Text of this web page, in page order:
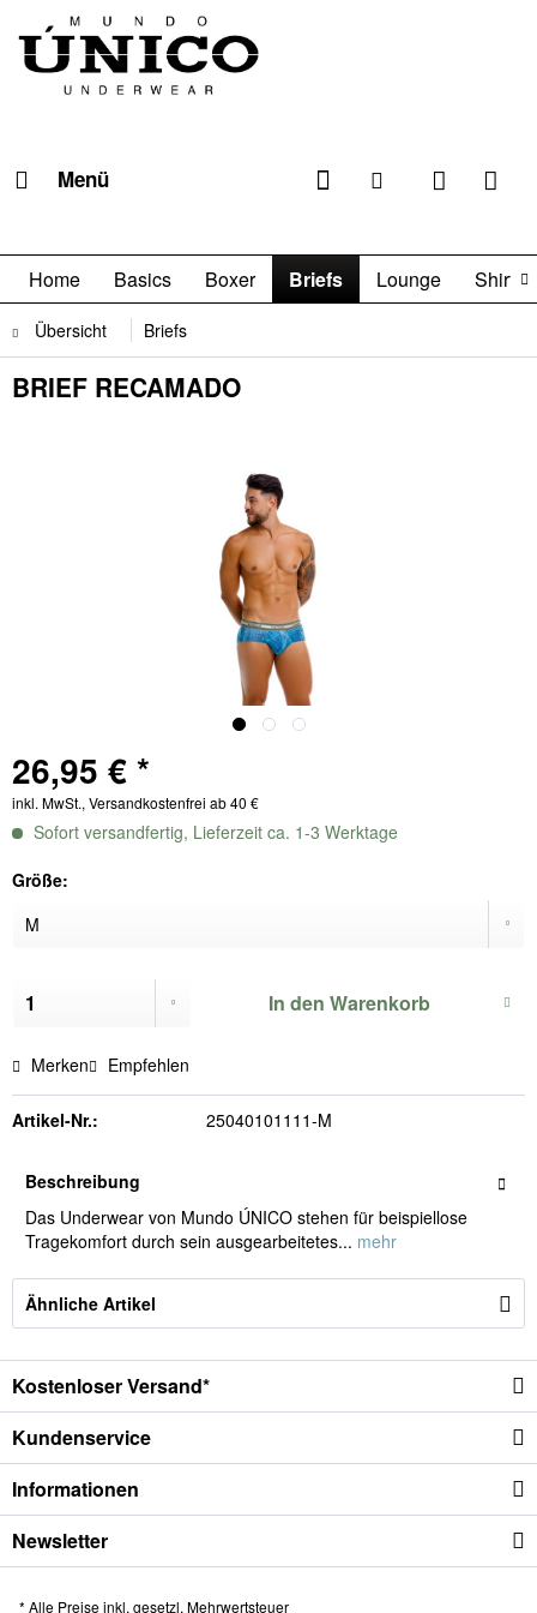
Menü
Home Basics Boxer Briefs Lounge Shirts
Übersicht Briefs
BRIEF RECAMADO
26,95 € *
inkl. MwSt., Versandkostenfrei ab 40 €
Sofort versandfertig, Lieferzeit ca. 1-3 Werktage
Größe:
In den Warenkorb
Merken Empfehlen
Artikel-Nr.: 25040101111-M
Beschreibung
Das Underwear von Mundo ÚNICO stehen für beispiellose
Tragekomfort durch sein ausgearbeitetes... mehr
Ähnliche Artikel
Kostenloser Versand*
Kundenservice
Informationen
Newsletter
* Alle Preise inkl. gesetzl. Mehrwertsteuer